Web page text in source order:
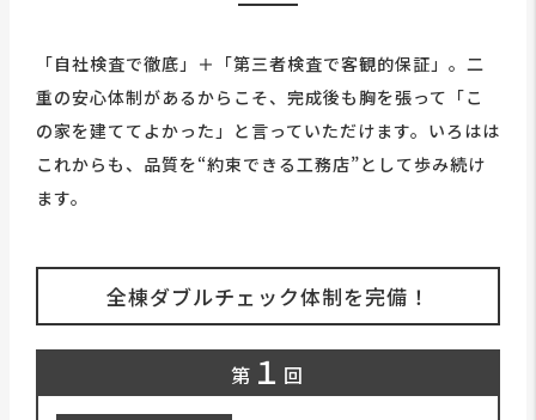
「自社検査で徹底」＋「第三者検査で客観的保証」。二
重の安心体制があるからこそ、完成後も胸を張って「こ
の家を建ててよかった」と言っていただけます。いろはは
これからも、品質を“約束できる工務店”として歩み続け
ます。
全棟ダブルチェック体制を完備！
第 １ 回